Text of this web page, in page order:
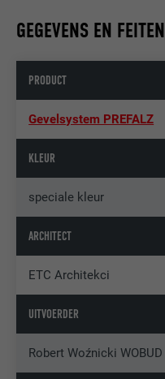
GEGEVENS EN FEITEN
PRODUCT
Gevelsystem PREFALZ
KLEUR
speciale kleur
ARCHITECT
ETC Architekci
UITVOERDER
Robert Woźnicki WOBUD